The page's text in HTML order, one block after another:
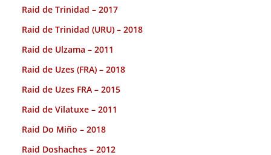
Raid de Trinidad – 2017
Raid de Trinidad (URU) – 2018
Raid de Ulzama – 2011
Raid de Uzes (FRA) – 2018
Raid de Uzes FRA – 2015
Raid de Vilatuxe – 2011
Raid Do Miño – 2018
Raid Doshaches – 2012